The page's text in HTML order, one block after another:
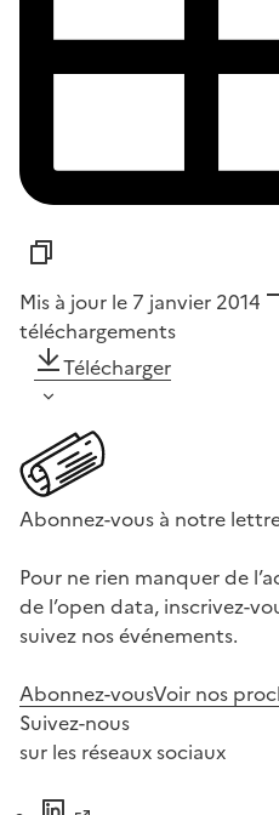
Mis à jour le 7 janvier 2014
téléchargements
Télécharger
Abonnez-vous à notre
Pour ne rien manquer de
de l’open data, inscrivez-
suivez nos événements.
Abonnez-vousVoir nos
Suivez-nous
sur les réseaux sociaux